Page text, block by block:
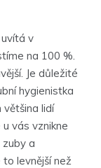
uvítá v
na 100 %.
Je důležité
hygienistka
lidí
vás vznikne
a
levnější než